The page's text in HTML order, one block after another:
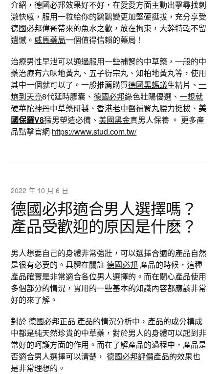
介紹，德國必邦效果好不好，在愛愛方面主動出擊尋找刺
激快感，服用一粒給你的鷄鷄變更加堅硬挺拔，充分享受
德國必邦偉哥帶來的魚水之歡，放在拘束，大幹特乾不留
遺憾。 威馬藥局一個值得信賴的藥局！
治療男性早泄可以通過服用一些補腎的中草藥，一般的中
藥治療有六味地黃丸、五子衍宗丸、知柏地黃丸等，使用
其中一個就可以了。一般推薦購買德國黑螞蟻生精片、一
炮到天亮8代延時膠囊、德國必邦綠色壯陽優選、一想就
硬華陀神丹中草藥研製、香港老中醫補腎丸腰力挺拔、美
國保羅V8猛男塑造必備、美國黑金真男人保養 。 更多產
品點擊官網 https://www.stud.com.tw/
2022 年 10 月 6 日
德國必邦適合男人選擇嗎？
產品受歡迎的原因是什麽？
男人想要自己的身體非常強壯，可以選擇合適的產品自然
是很有必要的。具體在關註德國必邦 產品的時候，這種
產品確實是非常適合各位男人選擇的。而在關心產品使用
多個部分的情況，實用的一些基本的知識內容都應該非常
好的來了解。
對於德國必邦正品 產品的情況分析中，產品的成分構成
中都是純天然珍貴的中草藥，對於男人的身體可以起到非
常好的呵護方面的作用。而在了解產品的過程中，產品是
否適合男人選擇可以清楚，德國必邦評價產品的效果也
是非常理想的。